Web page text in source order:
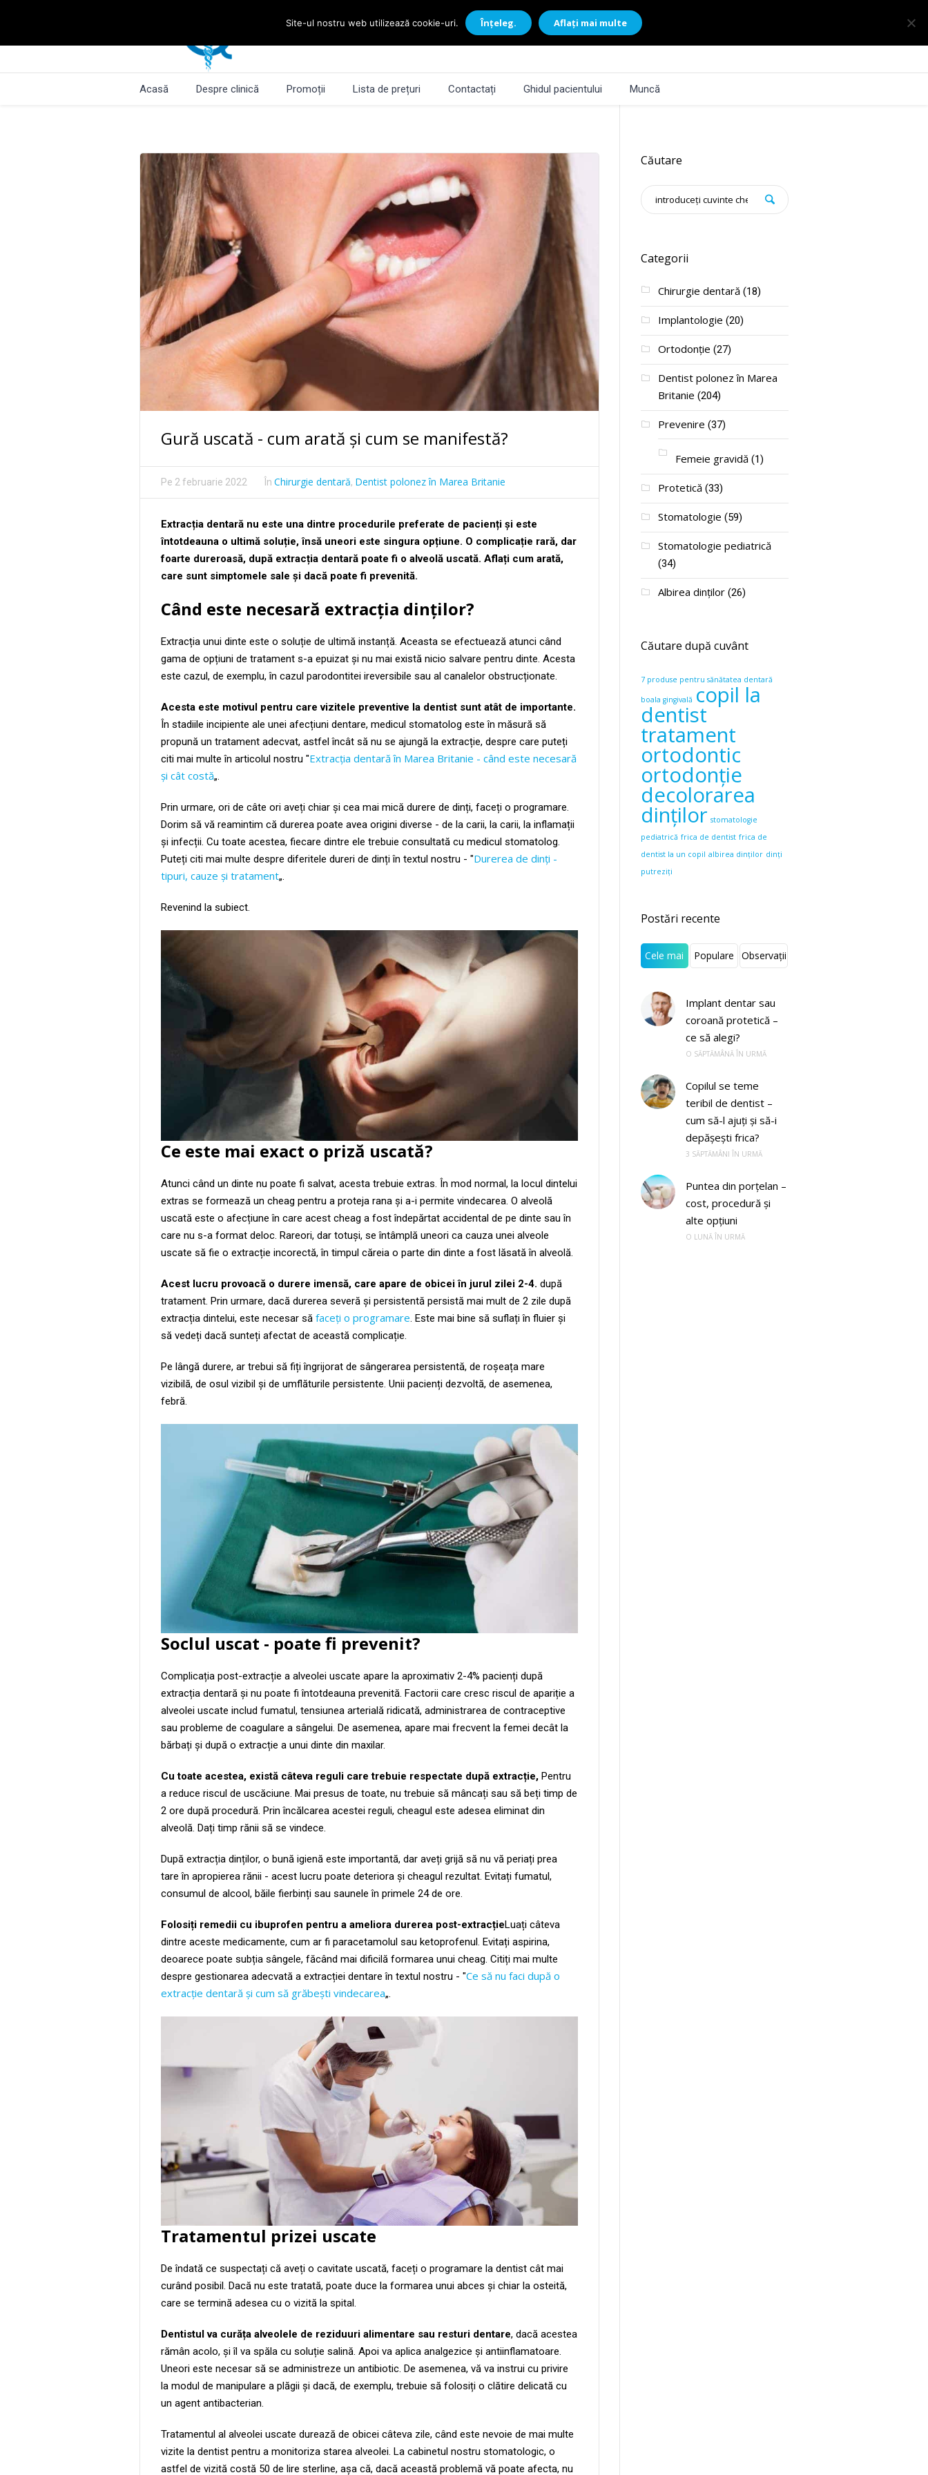
Acasă Despre clinică Promoții Lista de prețuri Contactați Ghidul pacientului Muncă
Gură uscată - cum arată și cum se manifestă?
Pe 2 februarie 2022 În Chirurgie dentară, Dentist polonez în Marea Britanie
Extracția dentară nu este una dintre procedurile preferate de pacienți și este
întotdeauna o ultimă soluție, însă uneori este singura opțiune. O complicație rară, dar
foarte dureroasă, după extracția dentară poate fi o alveolă uscată. Aflați cum arată,
care sunt simptomele sale și dacă poate fi prevenită.
Când este necesară extracția dinților?
Extracția unui dinte este o soluție de ultimă instanță. Aceasta se efectuează atunci când
gama de opțiuni de tratament s-a epuizat și nu mai există nicio salvare pentru dinte. Acesta
este cazul, de exemplu, în cazul parodontitei ireversibile sau al canalelor obstrucționate.
Acesta este motivul pentru care vizitele preventive la dentist sunt atât de importante.
În stadiile incipiente ale unei afecțiuni dentare, medicul stomatolog este în măsură să
propună un tratament adecvat, astfel încât să nu se ajungă la extracție, despre care puteți
citi mai multe în articolul nostru "Extracția dentară în Marea Britanie - când este necesară
și cât costă„.
Prin urmare, ori de câte ori aveți chiar și cea mai mică durere de dinți, faceți o programare.
Dorim să vă reamintim că durerea poate avea origini diverse - de la carii, la carii, la inflamații
și infecții. Cu toate acestea, fiecare dintre ele trebuie consultată cu medicul stomatolog.
Puteți citi mai multe despre diferitele dureri de dinți în textul nostru - "Durerea de dinți -
tipuri, cauze și tratament„.
Revenind la subiect.
Ce este mai exact o priză uscată?
Atunci când un dinte nu poate fi salvat, acesta trebuie extras. În mod normal, la locul dintelui
extras se formează un cheag pentru a proteja rana și a-i permite vindecarea. O alveolă
uscată este o afecțiune în care acest cheag a fost îndepărtat accidental de pe dinte sau în
care nu s-a format deloc. Rareori, dar totuși, se întâmplă uneori ca cauza unei alveole
uscate să fie o extracție incorectă, în timpul căreia o parte din dinte a fost lăsată în alveolă.
Acest lucru provoacă o durere imensă, care apare de obicei în jurul zilei 2-4. după
tratament. Prin urmare, dacă durerea severă și persistentă persistă mai mult de 2 zile după
extracția dintelui, este necesar să faceți o programare . Este mai bine să suflați în fluier și
să vedeți dacă sunteți afectat de această complicație.
Pe lângă durere, ar trebui să fiți îngrijorat de sângerarea persistentă, de roșeața mare
vizibilă, de osul vizibil și de umflăturile persistente. Unii pacienți dezvoltă, de asemenea,
febră.
Soclul uscat - poate fi prevenit?
Complicația post-extracție a alveolei uscate apare la aproximativ 2-4% pacienți după
extracția dentară și nu poate fi întotdeauna prevenită. Factorii care cresc riscul de apariție a
alveolei uscate includ fumatul, tensiunea arterială ridicată, administrarea de contraceptive
sau probleme de coagulare a sângelui. De asemenea, apare mai frecvent la femei decât la
bărbați și după o extracție a unui dinte din maxilar.
Cu toate acestea, există câteva reguli care trebuie respectate după extracție, Pentru
a reduce riscul de uscăciune. Mai presus de toate, nu trebuie să mâncați sau să beți timp de
2 ore după procedură. Prin încălcarea acestei reguli, cheagul este adesea eliminat din
alveolă. Dați timp rănii să se vindece.
După extracția dinților, o bună igienă este importantă, dar aveți grijă să nu vă periați prea
tare în apropierea rănii - acest lucru poate deteriora și cheagul rezultat. Evitați fumatul,
consumul de alcool, băile fierbinți sau saunele în primele 24 de ore.
Folosiți remedii cu ibuprofen pentru a ameliora durerea post-extracțieLuați câteva
dintre aceste medicamente, cum ar fi paracetamolul sau ketoprofenul. Evitați aspirina,
deoarece poate subția sângele, făcând mai dificilă formarea unui cheag. Citiți mai multe
despre gestionarea adecvată a extracției dentare în textul nostru - "Ce să nu faci după o
extracție dentară și cum să grăbești vindecarea„.
Tratamentul prizei uscate
De îndată ce suspectați că aveți o cavitate uscată, faceți o programare la dentist cât mai
curând posibil. Dacă nu este tratată, poate duce la formarea unui abces și chiar la osteită,
care se termină adesea cu o vizită la spital.
Dentistul va curăța alveolele de reziduuri alimentare sau resturi dentare, dacă acestea
rămân acolo, și îl va spăla cu soluție salină. Apoi va aplica analgezice și antiinflamatoare.
Uneori este necesar să se administreze un antibiotic. De asemenea, vă va instrui cu privire
la modul de manipulare a plăgii și dacă, de exemplu, trebuie să folosiți o clătire delicată cu
un agent antibacterian.
Tratamentul al alveolei uscate durează de obicei câteva zile, când este nevoie de mai multe
vizite la dentist pentru a monitoriza starea alveolei. La cabinetul nostru stomatologic, o
astfel de vizită costă 50 de lire sterline, așa că, dacă această problemă vă poate afecta, nu
Căutare
Categorii
Chirurgie dentară(18)
Implantologie (20)
Ortodonție (27)
Dentist polonez în Marea
Britanie (204)
Prevenire (37)
Femeie gravidă(1)
Protetică(33)
Stomatologie (59)
Stomatologie pediatrică
(34)
Albirea dinților(26)
Căutare după cuvânt
7 produse pentru sănătatea dentară
boala gingivală copil la
dentist
tratament
ortodontic
ortodonție
decolorarea
dinților stomatologie
pediatrică frica de dentist frica de
dentist la un copil albirea dinților dinți
putreziți
Postări recente
Cele mai
Populare Observații
Implant dentar sau
coroană protetică –
ce să alegi?
O SĂPTĂMÂNĂ ÎN URMĂ
Copilul se teme
teribil de dentist –
cum să-l ajuți și să-i
depășești frica?
3 SĂPTĂMÂNI ÎN URMĂ
Puntea din porțelan –
cost, procedură și
alte opțiuni
O LUNĂ ÎN URMĂ
Site-ul nostru web utilizează cookie-uri. Înțeleg. Aflați mai multe